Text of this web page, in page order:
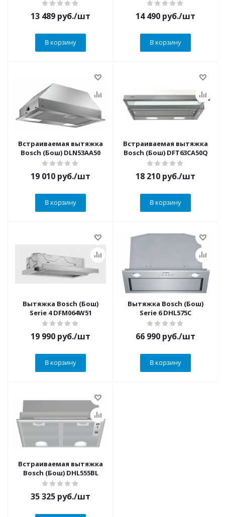
13 489 руб./шт
В корзину
14 490 руб./шт
В корзину
Встраиваемая вытяжка
Bosch (Бош) DLN53AA50
19 010 руб./шт
В корзину
Встраиваемая вытяжка
Bosch (Бош) DFT63CA50Q
18 210 руб./шт
В корзину
Вытяжка Bosch (Бош)
Serie 4 DFM064W51
19 990 руб./шт
В корзину
Вытяжка Bosch (Бош)
Serie 6 DHL575C
66 990 руб./шт
В корзину
Встраиваемая вытяжка
Bosch (Бош) DHL555BL
35 325 руб./шт